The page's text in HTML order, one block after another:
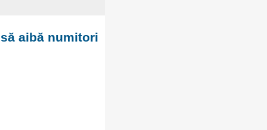
aibă numitori